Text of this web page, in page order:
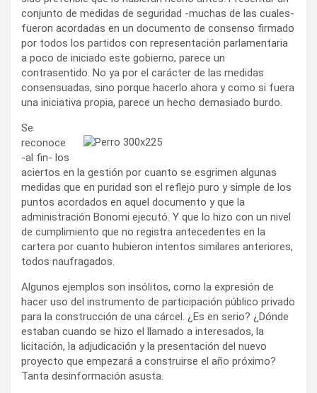
conjunto de medidas de seguridad -muchas de las cuales-
fueron acordadas en un documento de consenso firmado
por todos los partidos con representación parlamentaria
a poco de iniciado este gobierno, parece un
contrasentido. No ya por el carácter de las medidas
consensuadas, sino porque hacerlo ahora y como si fuera
una iniciativa propia, parece un hecho demasiado burdo.
Se
reconoce
-al fin- los
aciertos en la gestión por cuanto se esgrimen algunas
medidas que en puridad son el reflejo puro y simple de los
puntos acordados en aquel documento y que la
administración Bonomi ejecutó. Y que lo hizo con un nivel
de cumplimiento que no registra antecedentes en la
cartera por cuanto hubieron intentos similares anteriores,
todos naufragados.
Algunos ejemplos son insólitos, como la expresión de
hacer uso del instrumento de participación público privado
para la construcción de una cárcel. ¿Es en serio? ¿Dónde
estaban cuando se hizo el llamado a interesados, la
licitación, la adjudicación y la presentación del nuevo
proyecto que empezará a construirse el año próximo?
Tanta desinformación asusta.